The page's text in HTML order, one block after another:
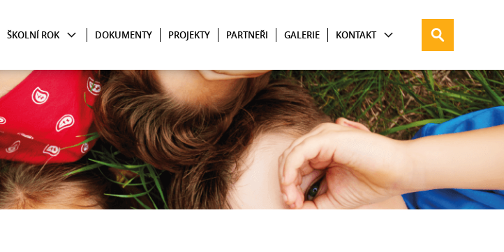
ŠKOLNÍ ROK DOKUMENTY PROJEKTY PARTNEŘI GALERIE KONTAKT